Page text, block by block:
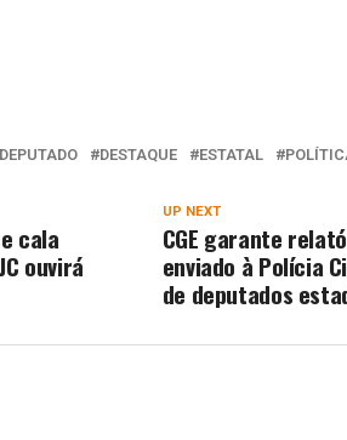
DEPUTADO DESTAQUE ESTATAL
UP NEXT
CGE garante
enviado à Polícia
de deputados
cala
ouvirá